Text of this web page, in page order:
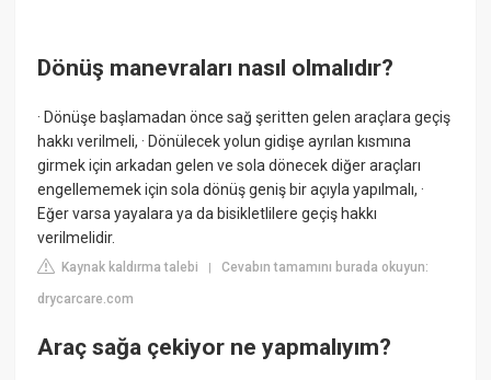
Dönüş manevraları nasıl olmalıdır?
· Dönüşe başlamadan önce sağ şeritten gelen araçlara geçiş
hakkı verilmeli, · Dönülecek yolun gidişe ayrılan kısmına
girmek için arkadan gelen ve sola dönecek diğer araçları
engellememek için sola dönüş geniş bir açıyla yapılmalı, ·
Eğer varsa yayalara ya da bisikletlilere geçiş hakkı
verilmelidir.
Kaynak kaldırma talebi |Cevabın tamamını burada okuyun:
drycarcare.com
Araç sağa çekiyor ne yapmalıyım?